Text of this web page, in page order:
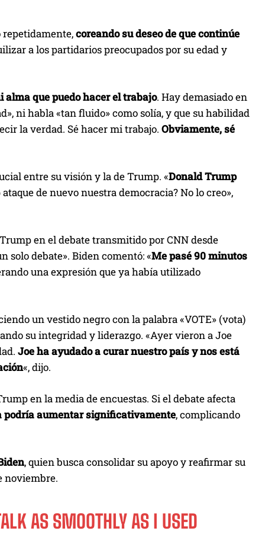
coreando su deseo de que continúe
a los partidarios preocupados por su edad y
alma que puedo hacer el trabajo. Hay demasiado en
ni habla «tan fluido» como solía, y que su habilidad
la verdad. Sé hacer mi trabajo. Obviamente, sé
entre su visión y la de Trump. «Donald Trump
de nuevo nuestra democracia? No lo creo»,
en el debate transmitido por CNN desde
solo debate». Biden comentó: «Me pasé 90 minutos
una expresión que ya había utilizado
un vestido negro con la palabra «VOTE» (vota)
su integridad y liderazgo. «Ayer vieron a Joe
Joe ha ayudado a curar nuestro país y nos está
«, dijo.
en la media de encuestas. Si el debate afecta
podría aumentar significativamente, complicando
, quien busca consolidar su apoyo y reafirmar su
noviembre.
AS SMOOTHLY AS I USED